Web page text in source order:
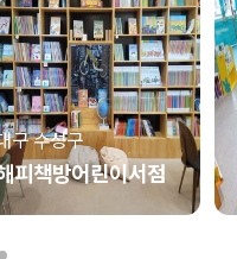
구 수성구
피책방어린이서점